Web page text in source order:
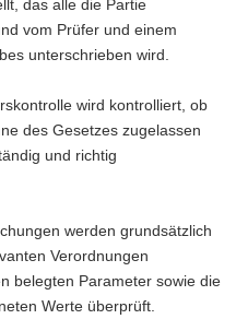
das alle die Partie
vom Prüfer und einem
unterschrieben wird.
wird kontrolliert, ob
des Gesetzes zugelassen
und richtig
werden grundsätzlich
Verordnungen
belegten Parameter sowie die
Werte überprüft.